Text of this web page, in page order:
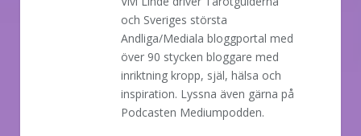
och Sveriges största
Andliga/Mediala bloggportal med
över 90 stycken bloggare med
inriktning kropp, själ, hälsa och
inspiration. Lyssna även gärna på
Podcasten Mediumpodden.